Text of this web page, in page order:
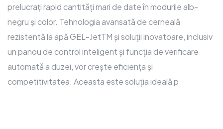
prelucrați rapid cantități mari de date în modurile alb-
negru și color. Tehnologia avansată de cerneală
rezistentă la apă GEL-JetTM și soluții inovatoare, inclusiv
un panou de control inteligent și funcția de verificare
automată a duzei, vor crește eficiența și
competitivitatea. Aceasta este soluția ideală p